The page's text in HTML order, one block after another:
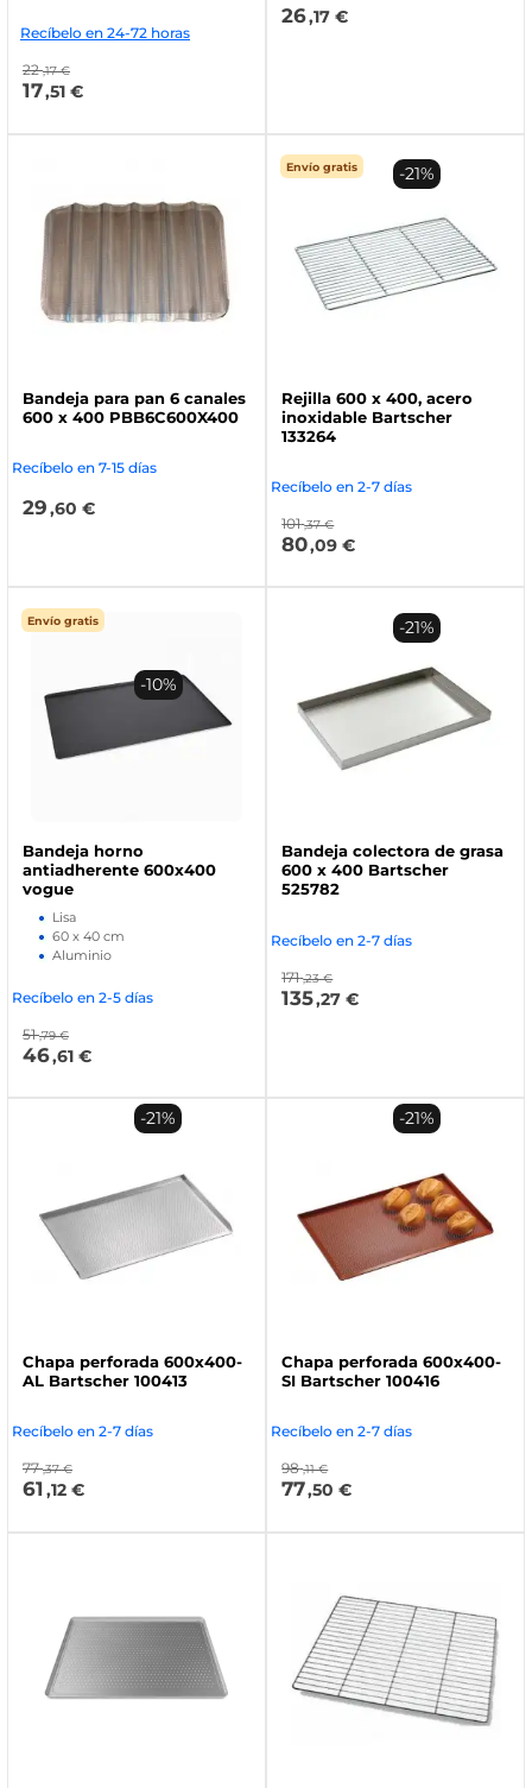
Recíbelo en 24-72 horas
22 ,17 €
17,51 €
26,17 €
Bandeja para pan 6 canales
600 x 400 PBB6C600X400
Recíbelo en 7-15 días
29,60 €
Envío gratis
Rejilla 600 x 400, acero
inoxidable Bartscher
133264
Recíbelo en 2-7 días
101 ,37 €
80,09 €
-21%
Envío gratis
Bandeja horno
antiadherente 600x400
vogue
Lisa
60 x 40 cm
Aluminio
Recíbelo en 2-5 días
51 ,79 €
46,61 €
-10%
Bandeja colectora de grasa
600 x 400 Bartscher
525782
Recíbelo en 2-7 días
171 ,23 €
135,27 €
-21%
Chapa perforada 600x400-
AL Bartscher 100413
Recíbelo en 2-7 días
77 ,37 €
61,12 €
-21%
Chapa perforada 600x400-
SI Bartscher 100416
Recíbelo en 2-7 días
98 ,11 €
77,50 €
-21%